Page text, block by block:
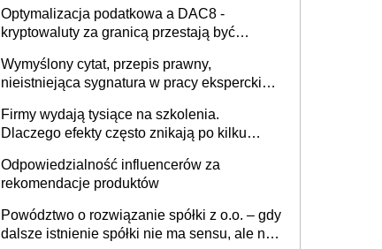
Optymalizacja podatkowa a DAC8 -
kryptowaluty za granicą przestają być
Wymyślony cytat, przepis prawny,
nieistniejąca sygnatura w pracy eksperckiej -
firmie
Firmy wydają tysiące na szkolenia.
Dlaczego efekty często znikają po kilku
Odpowiedzialność influencerów za
rekomendacje produktów
Powództwo o rozwiązanie spółki z o.o. – gdy
dalsze istnienie spółki nie ma sensu, ale nie